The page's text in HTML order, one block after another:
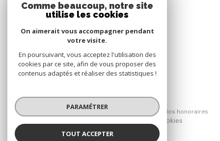
Espace propriétaire
SE CONNECTER
© 2026 | Tous droits réservés
Nos partenaires
Mentions légales
Nos honoraires
Cookies
Comme beaucoup, notre site
utilise les cookies
On aimerait vous accompagner pendant
votre visite.
En poursuivant, vous acceptez l'utilisation des
cookies par ce site, afin de vous proposer des
contenus adaptés et réaliser des statistiques !
PARAMÉTRER
TOUT ACCEPTER